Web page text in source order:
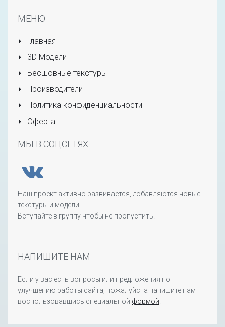
МЕНЮ
Главная
3D Модели
Бесшовные текстуры
Производители
Политика конфиденциальности
Оферта
МЫ В СОЦСЕТЯХ
Наш проект активно развивается, добавляются новые
текстуры и модели.
Вступайте в группу чтобы не пропустить!
НАПИШИТЕ НАМ
Если у вас есть вопросы или предложения по
улучшению работы сайта, пожалуйста напишите нам
воспользовавшись специальной формой.